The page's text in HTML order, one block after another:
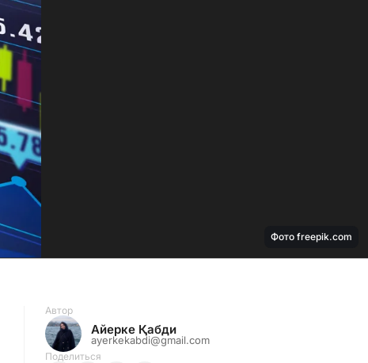
Фото freepik.com
Автор
Айерке Қабди
ayerkekabdi@gmail.com
Поделиться